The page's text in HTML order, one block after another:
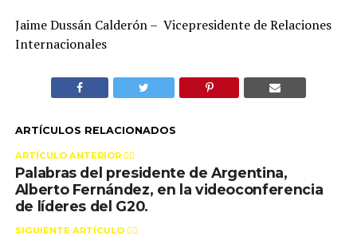
Jaime Dussán Calderón – Vicepresidente de Relaciones
Internacionales
ARTÍCULOS RELACIONADOS
ARTÍCULO ANTERIOR 👉🏻
Palabras del presidente de Argentina,
Alberto Fernández, en la videoconferencia
de líderes del G20.
SIGUIENTE ARTÍCULO 👈🏻